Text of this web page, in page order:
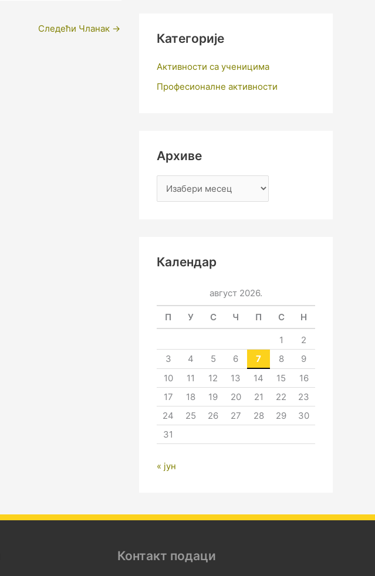
Следећи Чланак →
Категорије
Активности са ученицима
Професионалне активности
Архиве
Календар
август 2026.
П У С Ч П С Н
1
2
3
4 5 6 7 8
9
10
11 12 13 14 15
16
17
18 19 20 21 22
23
24
25 26 27 28 29
30
31
« јун
Контакт подаци